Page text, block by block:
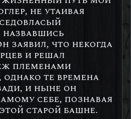
не утаивая
назвавшись
заявил, что некогда
и решал
племенами
однако те времена
и ныне он
себе, познавая
старой башне.